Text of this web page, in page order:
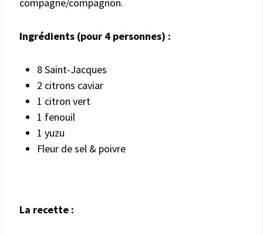
Ingrédients (pour 4 personnes) :
8 Saint-Jacques
2 citrons caviar
1 citron vert
1 fenouil
1 yuzu
Fleur de sel & poivre
La recette :